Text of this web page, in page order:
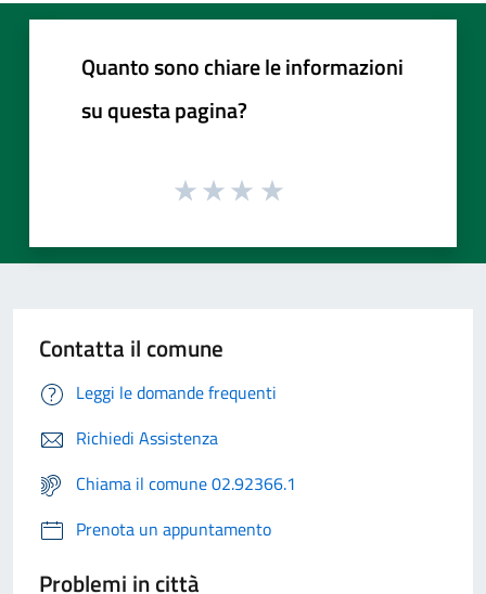
Quanto sono chiare le informazioni
su questa pagina?
Contatta il comune
Leggi le domande frequenti
Richiedi Assistenza
Chiama il comune 02.92366.1
Prenota un appuntamento
Problemi in città